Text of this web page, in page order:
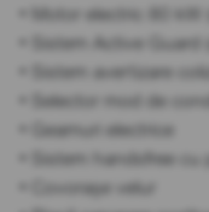
• Motor electric 80 kW
• Sistem Active
• Sistem avertizare
• Selector mod de
• Geamuri electrice
• Sistem handsfree cu
• Covorașe velur